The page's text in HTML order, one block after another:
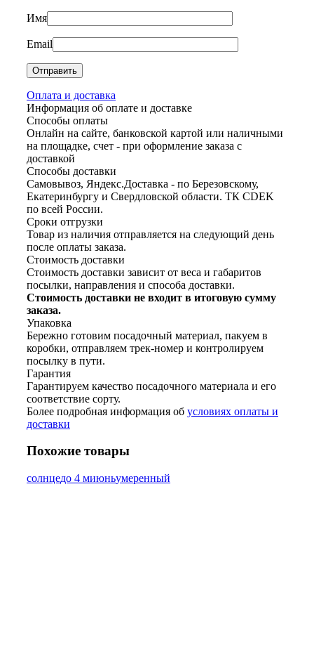
Имя
Email
Оплата и доставка
Информация об оплате и доставке
Способы оплаты
Онлайн на сайте, банковской картой или наличными
на площадке, счет - при оформление заказа с
доставкой
Способы доставки
Самовывоз, Яндекс.Доставка - по Березовскому,
Екатеринбургу и Свердловской области. ТК CDEK
по всей России.
Сроки отгрузки
Товар из наличия отправляется на следующий день
после оплаты заказа.
Стоимость доставки
Стоимость доставки зависит от веса и габаритов
посылки, направления и способа доставки.
Стоимость доставки не входит в итоговую сумму
заказа.
Упаковка
Бережно готовим посадочный материал, пакуем в
коробки, отправляем трек-номер и контролируем
посылку в пути.
Гарантия
Гарантируем качество посадочного материала и его
соответствие сорту.
Более подробная информация об условиях оплаты и
доставки
Похожие товары
солнцедо 4 миюньумеренный